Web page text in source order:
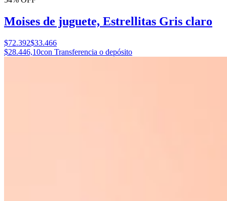
Moises de juguete, Estrellitas Gris claro
$72.392$33.466
$28.446,10con Transferencia o depósito